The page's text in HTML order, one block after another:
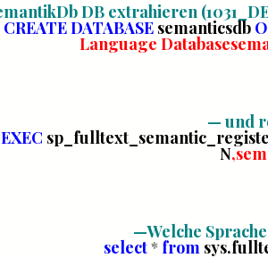
DB extrahieren
CREATEDATABASEsemanticsdb
Language
— und
EXEC
N‚
—Welche
select* from